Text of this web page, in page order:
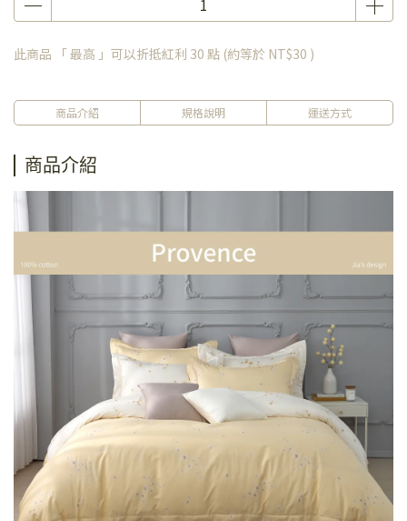
此商品 「 最高 」可以折抵紅利 30 點 (約等於 NT$30 )
商品介紹 規格說明 運送方式
商品介紹